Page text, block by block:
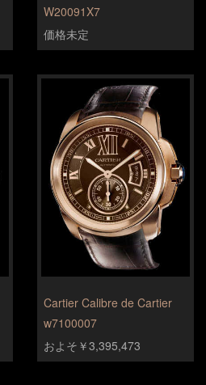
W20091X7
価格未定
Cartier Calibre de Cartier
w7100007
およそ￥3,395,473